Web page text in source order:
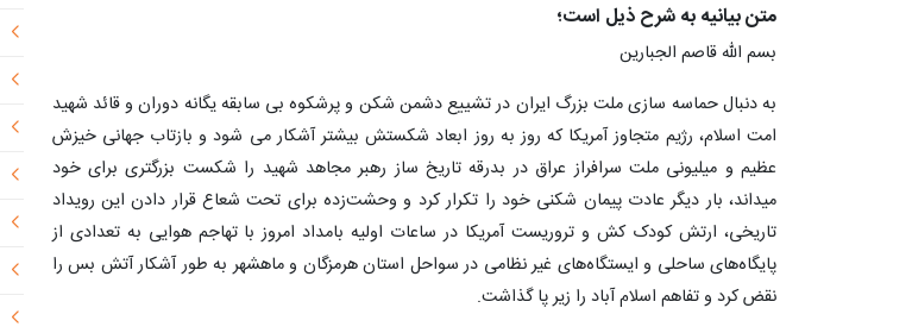
متن بیانیه به شرح ذیل است؛
بسم الله قاصم الجبارین
به دنبال حماسه سازی ملت بزرگ ایران در تشییع دشمن شکن و پرشکوه بی سابقه یگانه دوران و قائد شهید
امت اسلام، رژیم متجاوز آمریکا که روز به روز ابعاد شکستش بیشتر آشکار می شود و بازتاب جهانی خیزش
عظیم و میلیونی ملت سرافراز عراق در بدرقه تاریخ ساز رهبر مجاهد شهید را شکست بزرگتری برای خود
میداند، بار دیگر عادت پیمان شکنی خود را تکرار کرد و وحشت‌زده برای تحت شعاع قرار دادن این رویداد
تاریخی، ارتش کودک کش و تروریست آمریکا در ساعات اولیه بامداد امروز با تهاجم هوایی به تعدادی از
پایگاه‌های ساحلی و ایستگاه‌های غیر نظامی در سواحل استان هرمزگان و ماهشهر به طور آشکار آتش بس را
نقض کرد و تفاهم اسلام آباد را زیر پا گذاشت.